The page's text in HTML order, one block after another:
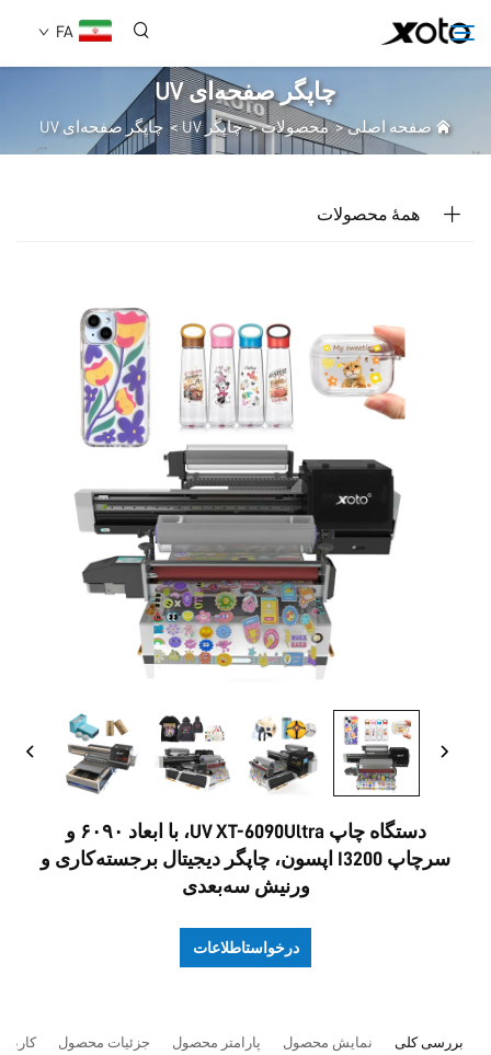
FA
دربارهٔ ما
محصولات
استفاده
سوالات متداول
تماس با ما
چاپگر صفحه‌ای UV
صفحه اصلی>محصولات>چاپگر UV >چاپگر صفحه‌ای UV
همهٔ محصولات
دستگاه چاپ UV XT-6090Ultra، با ابعاد ۶۰۹۰ و
سرچاپ I3200 اپسون، چاپگر دیجیتال برجسته‌کاری و
ورنیش سه‌بعدی
درخواستاطلاعات
بررسی کلی نمایش محصول پارامتر محصول جزئیات محصول